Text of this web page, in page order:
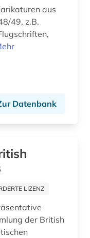
aus
49, z.B.
Datenbank
LIZENZ
der British